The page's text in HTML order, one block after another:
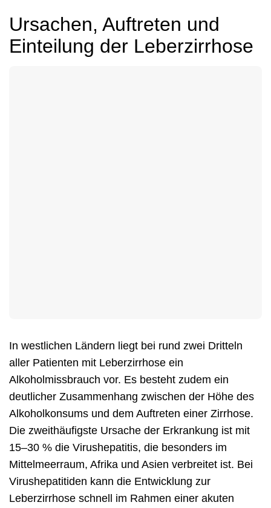
Ursachen, Auftreten und
Einteilung der Leberzirrhose
In westlichen Ländern liegt bei rund zwei Dritteln
aller Patienten mit Leberzirrhose ein
Alkoholmissbrauch vor. Es besteht zudem ein
deutlicher Zusammenhang zwischen der Höhe des
Alkoholkonsums und dem Auftreten einer Zirrhose.
Die zweithäufigste Ursache der Erkrankung ist mit
15–30 % die Virushepatitis, die besonders im
Mittelmeerraum, Afrika und Asien verbreitet ist. Bei
Virushepatitiden kann die Entwicklung zur
Leberzirrhose schnell im Rahmen einer akuten